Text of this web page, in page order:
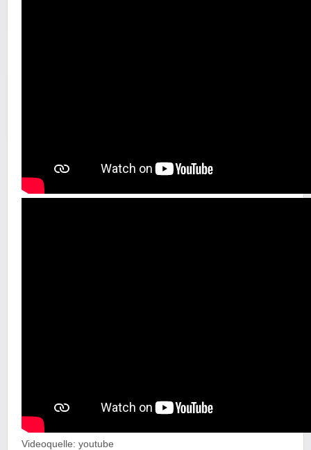
Videoquelle: youtube